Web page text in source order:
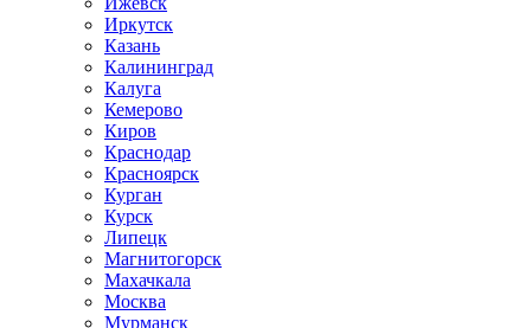
Иркутск
Казань
Калининград
Калуга
Кемерово
Киров
Краснодар
Красноярск
Курган
Курск
Липецк
Магнитогорск
Махачкала
Москва
Мурманск